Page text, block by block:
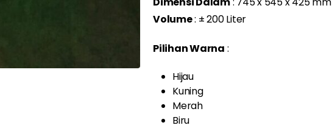
Volume: ± 200 Liter
Pilihan Warna :
Hijau
Kuning
Merah
Biru